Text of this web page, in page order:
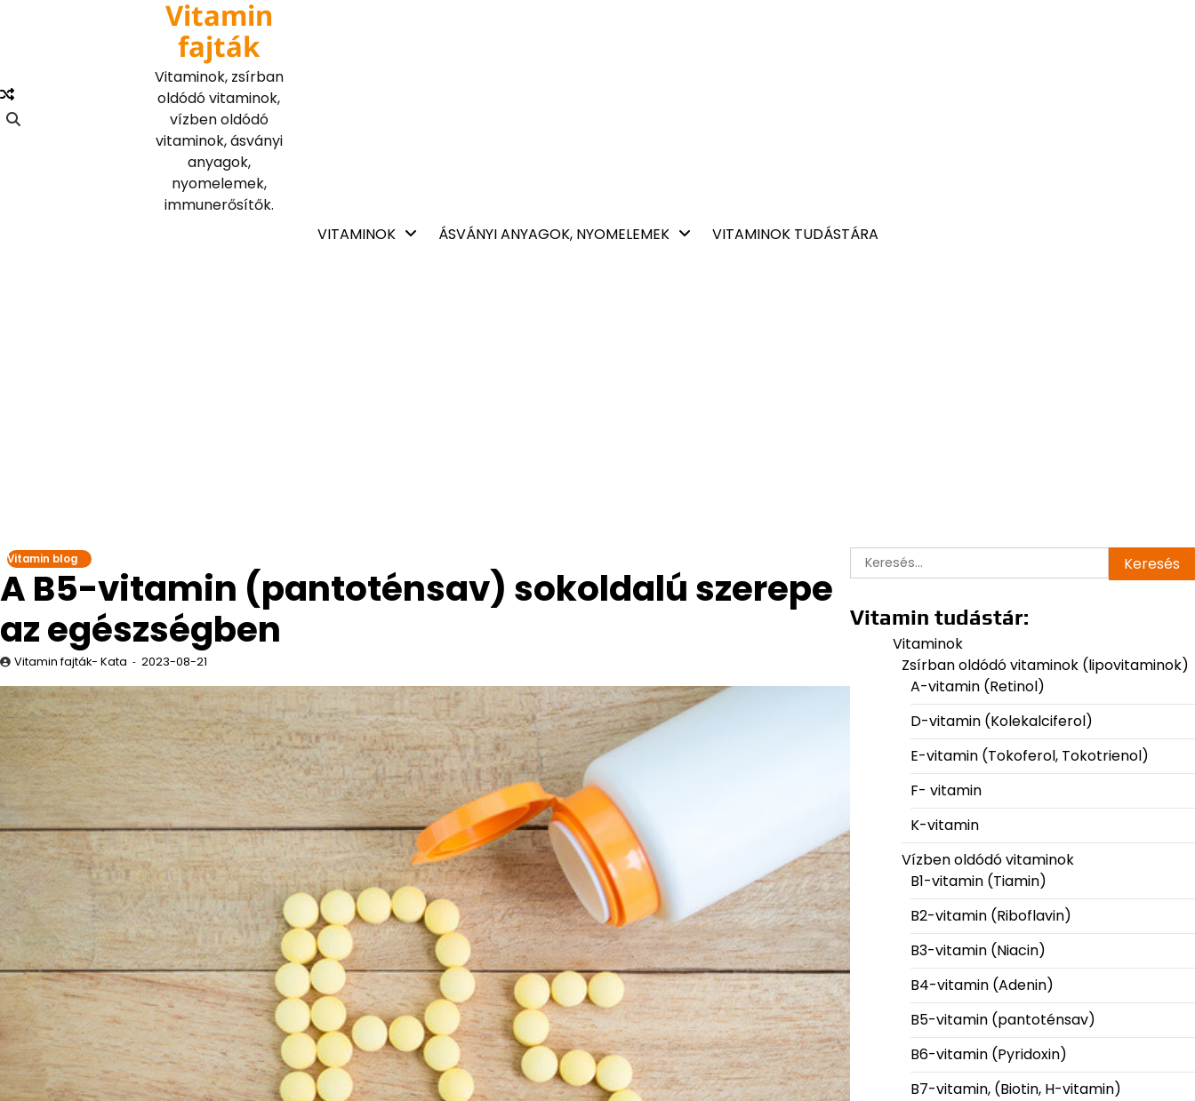
Vitamin
fajták
Vitaminok, zsírban
oldódó vitaminok,
vízben oldódó
vitaminok, ásványi
anyagok,
nyomelemek,
immunerősítők.
VITAMINOK
ÁSVÁNYI ANYAGOK, NYOMELEMEK VITAMINOK TUDÁSTÁRA
Vitamin blog
A B5-vitamin (pantoténsav) sokoldalú szerepe
az egészségben
Vitamin fajták- Kata 2023-08-21
Keresés:
Vitamin tudástár:
Vitaminok
Zsírban oldódó vitaminok (lipovitaminok)
A-vitamin (Retinol)
D-vitamin (Kolekalciferol)
E-vitamin (Tokoferol, Tokotrienol)
F- vitamin
K-vitamin
Vízben oldódó vitaminok
B1-vitamin (Tiamin)
B2-vitamin (Riboflavin)
B3-vitamin (Niacin)
B4-vitamin (Adenin)
B5-vitamin (pantoténsav)
B6-vitamin (Pyridoxin)
B7-vitamin, (Biotin, H-vitamin)